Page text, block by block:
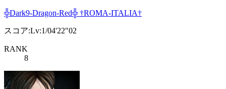
╬Dark9-Dragon-Red╬ †ROMA-ITALIA†
スコア:Lv:1/04'22"02
RANK
8